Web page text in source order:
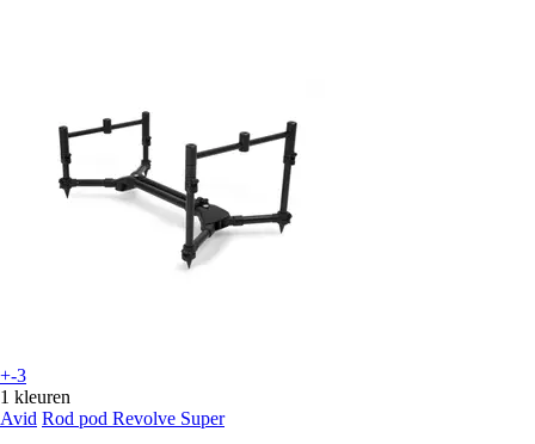
+-3
1 kleuren
Avid Rod pod Revolve Super